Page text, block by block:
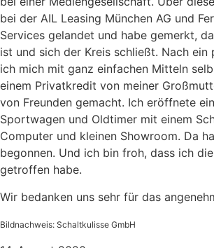
bei der AIL Leasing München AG und
Services gelandet und habe gemerkt,
ist und sich der Kreis schließt. Nach ein
ich mich mit ganz einfachen Mitteln
einem Privatkredit von meiner
von Freunden gemacht. Ich eröffnete
Sportwagen und Oldtimer mit einem
Computer und kleinen Showroom. Da
begonnen. Und ich bin froh, dass ich
getroffen habe.
Wir bedanken uns sehr für das
Bildnachweis: Schaltkulisse GmbH